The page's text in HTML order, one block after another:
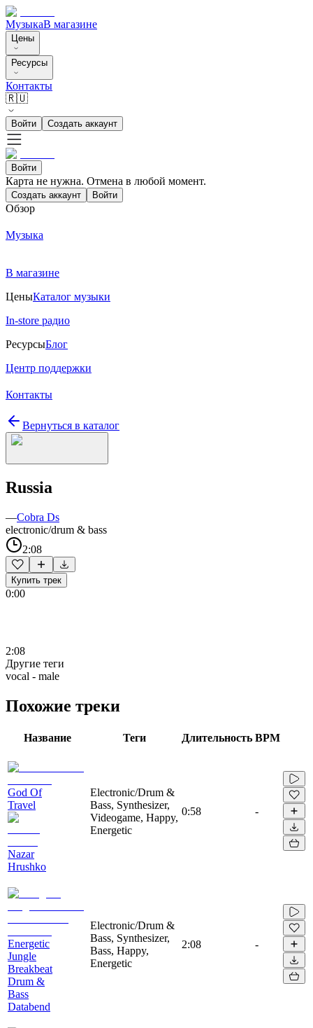
МузыкаВ магазине
Цены
Ресурсы
Контакты
🇷🇺
Войти Создать аккаунт
Войти
Карта не нужна. Отмена в любой момент.
Создать аккаунт Войти
Обзор
Музыка
В магазине
ЦеныКаталог музыки
In-store радио
РесурсыБлог
Центр поддержки
Контакты
Вернуться в каталог
Russia
—Cobra Ds
electronic/drum & bass
2:08
Купить трек
0:00
2:08
Другие теги
vocal - male
Похожие треки
Название Теги Длительность BPM
God Of
Travel
Nazar
Hrushko
Electronic/Drum &
Bass, Synthesizer,
Videogame, Happy,
Energetic
0:58 -
Energetic
Jungle
Breakbeat
Drum &
Bass
Databend
Electronic/Drum &
Bass, Synthesizer,
Bass, Happy,
Energetic
2:08 -